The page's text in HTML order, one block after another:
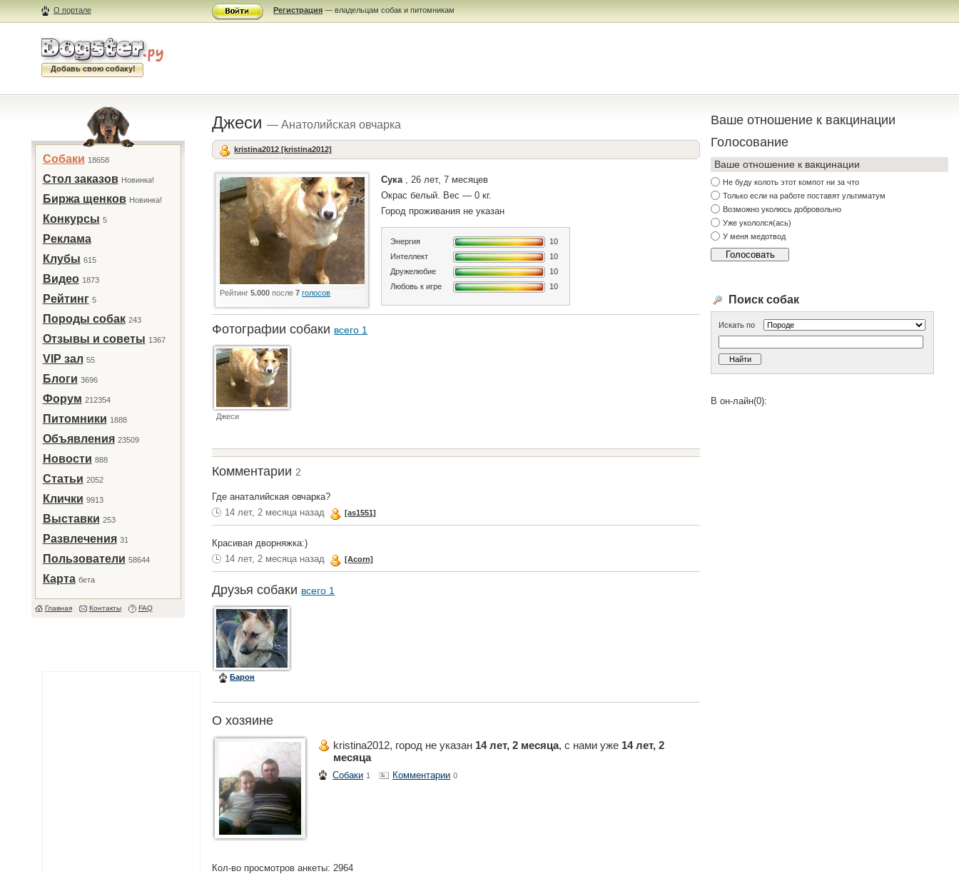
О портале Регистрация — владельцам собак и питомникам
Добавь свою собаку!
Собаки 18658
Стол заказов Новинка!
Биржа щенков Новинка!
Конкурсы 5
Реклама
Клубы 615
Видео 1873
Рейтинг 5
Породы собак 243
Отзывы и советы 1367
VIP зал 55
Блоги 3696
Форум 212354
Питомники 1888
Объявления 23509
Новости 888
Статьи 2052
Клички 9913
Выставки 253
Развлечения 31
Пользователи 58644
Карта бета
Главная Контакты FAQ
Джеси— Анатолийская овчарка
kristina2012 [kristina2012]
Рейтинг5.000 после7 голосов
Сука , 26 лет, 7 месяцев
Окрас белый. Вес — 0 кг.
Город проживания не указан
Энергия
10
Интеллект
10
Дружелюбие
10
Любовь к игре
10
Фотографии собаки всего 1
Джеси
Комментарии2
Где анаталийская овчарка?
14 лет, 2 месяца назад
[as1551]
Красивая дворняжка:)
14 лет, 2 месяца назад
[Acorn]
Друзья собаки всего 1
Барон
О хозяине
kristina2012, город не указан 14 лет, 2 месяца, с нами уже 14 лет, 2
месяца
Собаки 1 Комментарии 0
Кол-во просмотров анкеты: 2964
Ваше отношение к вакцинации
Голосование
Ваше отношение к вакцинации
Не буду колоть этот компот ни за что
Только если на работе поставят ультиматум
Возможно уколюсь добровольно
Уже укололся(ась)
У меня медотвод
Поиск собак
Искать по
В он-лайн(0):